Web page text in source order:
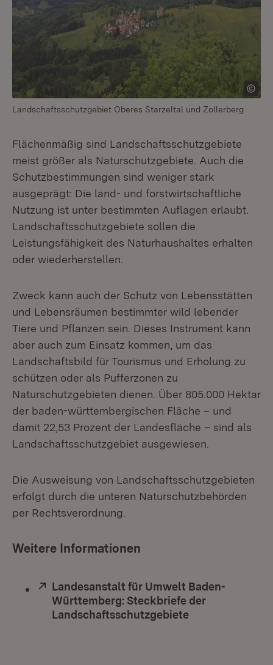
Landschaftsschutzgebiet Oberes Starzeltal und Zollerberg
Flächenmäßig sind Landschaftsschutzgebiete
meist größer als Naturschutzgebiete. Auch die
Schutzbestimmungen sind weniger stark
ausgeprägt: Die land- und forstwirtschaftliche
Nutzung ist unter bestimmten Auflagen erlaubt.
Landschaftsschutzgebiete sollen die
Leistungsfähigkeit des Naturhaushaltes erhalten
oder wiederherstellen.
Zweck kann auch der Schutz von Lebensstätten
und Lebensräumen bestimmter wild lebender
Tiere und Pflanzen sein. Dieses Instrument kann
aber auch zum Einsatz kommen, um das
Landschaftsbild für Tourismus und Erholung zu
schützen oder als Pufferzonen zu
Naturschutzgebieten dienen. Über 805.000 Hektar
der baden-württembergischen Fläche – und
damit 22,53 Prozent der Landesfläche – sind als
Landschaftsschutzgebiet ausgewiesen.
Die Ausweisung von Landschaftsschutzgebieten
erfolgt durch die unteren Naturschutzbehörden
per Rechtsverordnung.
Weitere Informationen
Extern:
Landesanstalt für Umwelt Baden-
Württemberg: Steckbriefe der
Landschaftsschutzgebiete